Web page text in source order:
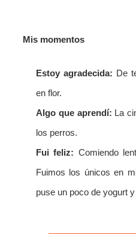
Mis momentos
Estoy agradecida: De
en flor.
Algo que aprendí: La
los perros.
Fui feliz: Comiendo
Fuimos los únicos en
puse un poco de yogurt